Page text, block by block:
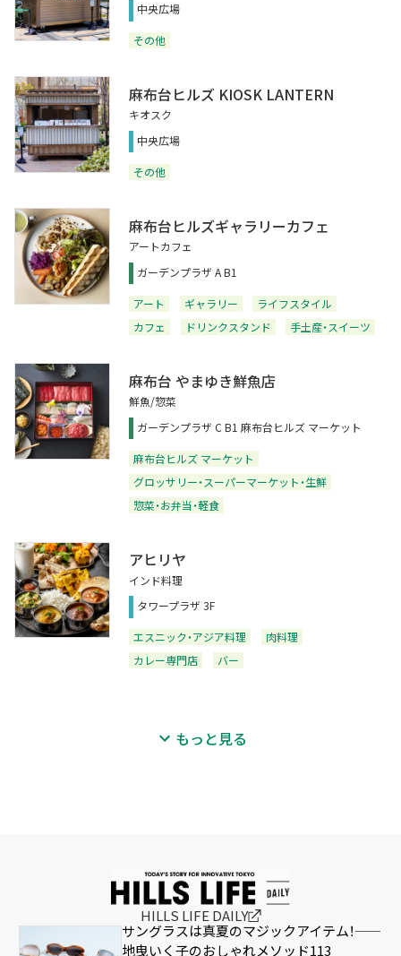
中央広場
その他
麻布台ヒルズ KIOSK LANTERN
キオスク
中央広場
その他
麻布台ヒルズギャラリーカフェ
アートカフェ
ガーデンプラザ A B1
アート ギャラリー
ライフスタイル
カフェ
ドリンクスタンド 手土産・スイーツ
麻布台 やまゆき鮮魚店
鮮魚/惣菜
ガーデンプラザ C B1 麻布台ヒルズ マーケット
麻布台ヒルズ マーケット
グロッサリー・スーパーマーケット・生鮮
惣菜・お弁当・軽食
アヒリヤ
インド料理
タワープラザ 3F
エスニック・アジア料理
肉料理
カレー専門店
バー
もっと見る
HILLS LIFE DAILY
サングラスは真夏のマジックアイテム！——
地曳いく子のおしゃれメソッド113